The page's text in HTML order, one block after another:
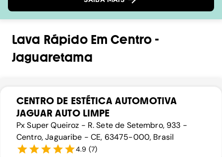
Lava RápidoEmCentro -
Jaguaretama
CENTRO DE ESTÉTICA AUTOMOTIVA
JAGUAR AUTO LIMPE
Px Super Queiroz - R. Sete de Setembro, 933 -
Centro, Jaguaribe - CE, 63475-000, Brasil
4.9 (7)